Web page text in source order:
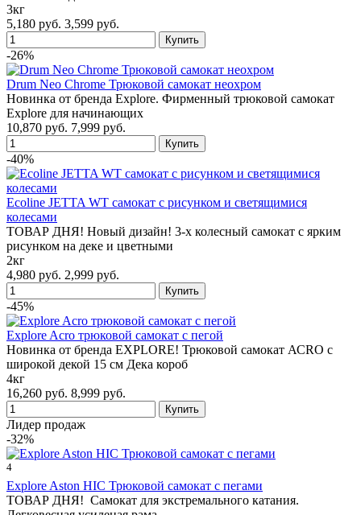
3кг
5,180 руб. 3,599 руб.
-26%
Drum Neo Chrome Трюковой самокат неохром
Новинка от бренда Explore. Фирменный тpюковoй cамокат
Explore для начинающих
10,870 руб. 7,999 руб.
-40%
Ecoline JETTA WT самокат с рисунком и светящимися
колесами
ТОВАР ДНЯ! Новый дизайн! 3-х колесный самокат с ярким
рисунком на деке и цветными
2кг
4,980 руб. 2,999 руб.
-45%
Explore Acro трюковой самокат с пегой
Новинка от бренда ЕХРLОRЕ! Трюковой самокат АСRО с
широкой декой 15 см Дека короб
4кг
16,260 руб. 8,999 руб.
Лидер продаж
-32%
4
Explore Aston HIC Трюковой самокат с пегами
ТОВАР ДНЯ! Самокат для экстремального катания.